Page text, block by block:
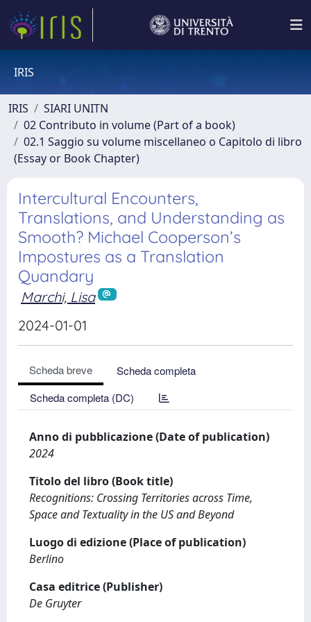
IRIS
IRIS
SIARI UNITN
02 Contributo in volume (Part of a book)
02.1 Saggio su volume miscellaneo o Capitolo di libro
(Essay or Book Chapter)
Intercultural Encounters,
Translations, and Understanding as
Smooth? Michael Cooperson’s
Impostures as a Translation
Quandary
Marchi, Lisa
2024-01-01
Scheda breve
Scheda completa
Scheda completa (DC)
Anno di pubblicazione (Date of publication)
2024
Titolo del libro (Book title)
Recognitions: Crossing Territories across Time,
Space and Textuality in the US and Beyond
Luogo di edizione (Place of publication)
Berlino
Casa editrice (Publisher)
De Gruyter